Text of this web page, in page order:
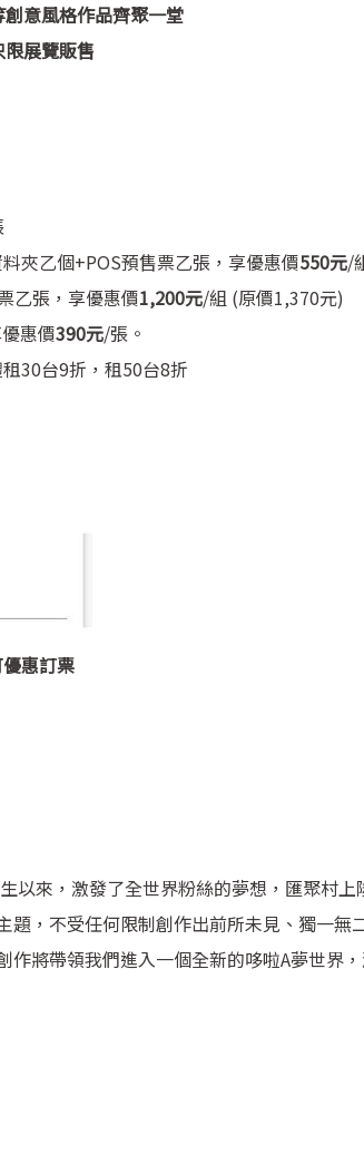
意風格作品齊聚一堂
展覽販售
夾乙個+POS預售票乙張，享優惠價550元/
乙張，享優惠價1,200元/組 (原價1,370元)
惠價390元/張。
30台9折，租50台8折
惠訂票
以來，激發了全世界粉絲的夢想，匯聚村
題，不受任何限制創作出前所未見、獨一無
作將帶領我們進入一個全新的哆啦A夢世界